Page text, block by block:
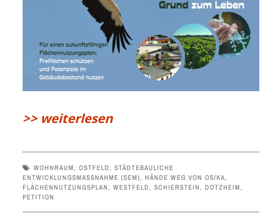
>> weiterlesen
WOHNRAUM OSTFELD
STÄDTEBAULICHE
ENTWICKLUNGSMASSNAHME (SEM)
HÄNDE WEG VON OS/KA
FLÄCHENNUTZUNGSPLAN
WESTFELD SCHIERSTEIN DOTZHEIM
PETITION